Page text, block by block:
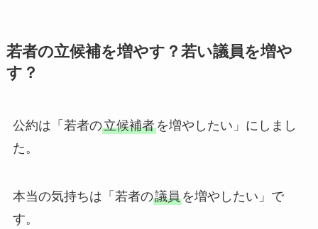
若者の立候補を増やす？若い議員を増や
す？
公約は「若者の立候補者を増やしたい」にしまし
た。
本当の気持ちは「若者の議員を増やしたい」で
す。